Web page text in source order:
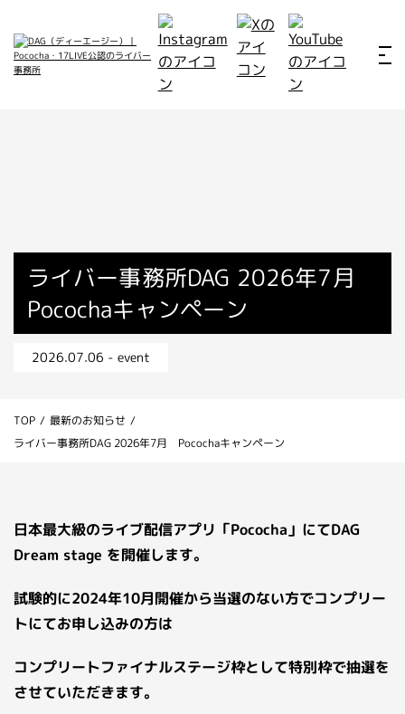
所属ライバー
インタビュー
メディア
お問い合わせ
ライバーを目指したい方
ライバー事務所DAG 2026年7月
Pocochaキャンペーン
2026.07.06 - event
TOP / 最新のお知らせ /
ライバー事務所DAG 2026年7月 Pocochaキャンペーン
日本最大級のライブ配信アプリ「Pococha」にてDAG
Dream stage を開催します。
試験的に2024年10月開催から当選のない方でコンプリー
トにてお申し込みの方は
コンプリートファイナルステージ枠として特別枠で抽選を
させていただきます。